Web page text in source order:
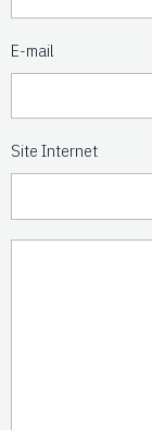
E-mail
Site Internet